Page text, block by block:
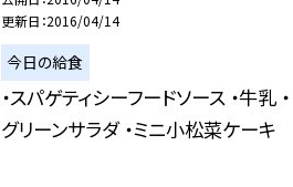
更新日 2016/04/14
今日の給食
・スパゲティシーフードソース ・牛乳 ・
グリーンサラダ ・ミニ小松菜ケーキ